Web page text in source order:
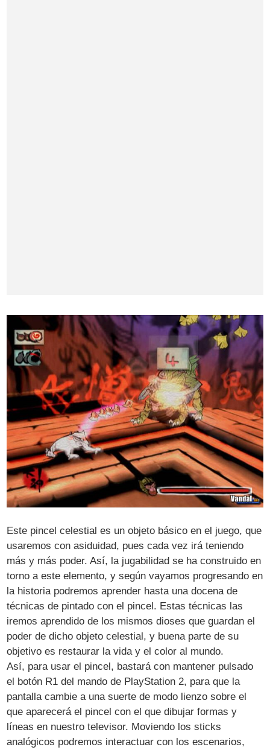
Este pincel celestial es un objeto básico en el juego, que
usaremos con asiduidad, pues cada vez irá teniendo
más y más poder. Así, la jugabilidad se ha construido en
torno a este elemento, y según vayamos progresando en
la historia podremos aprender hasta una docena de
técnicas de pintado con el pincel. Estas técnicas las
iremos aprendido de los mismos dioses que guardan el
poder de dicho objeto celestial, y buena parte de su
objetivo es restaurar la vida y el color al mundo.
Así, para usar el pincel, bastará con mantener pulsado
el botón R1 del mando de PlayStation 2, para que la
pantalla cambie a una suerte de modo lienzo sobre el
que aparecerá el pincel con el que dibujar formas y
líneas en nuestro televisor. Moviendo los sticks
analógicos podremos interactuar con los escenarios,